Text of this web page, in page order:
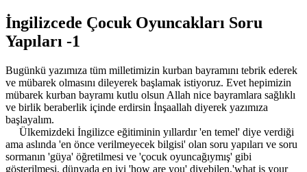
İngilizcede Çocuk Oyuncakları Soru
Yapıları -1
Bugünkü yazımıza tüm milletimizin kurban bayramını tebrik ederek
ve mübarek olmasını dileyerek başlamak istiyoruz. Evet hepimizin
mübarek kurban bayramı kutlu olsun Allah nice bayramlara sağlıklı
ve birlik beraberlik içinde erdirsin İnşaallah diyerek yazımıza
başlayalım.
Ülkemizdeki İngilizce eğitiminin yıllardır 'en temel' diye verdiği
ama aslında 'en önce verilmeyecek bilgisi' olan soru yapıları ve soru
sormanın 'güya' öğretilmesi ve 'çocuk oyuncağıymış' gibi
gösterilmesi, dünyada en iyi 'how are you' diyebilen,'what is your